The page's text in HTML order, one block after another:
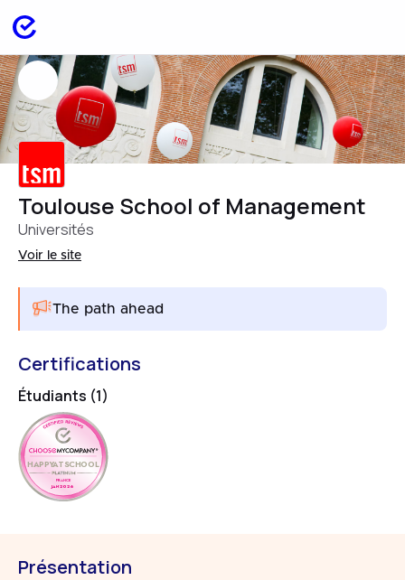
Toulouse School of Management
Universités
Voir le site
The path ahead
Certifications
Étudiants (1)
HAPPYATSCHOOL
FRANCE
JAN 2026
Présentation